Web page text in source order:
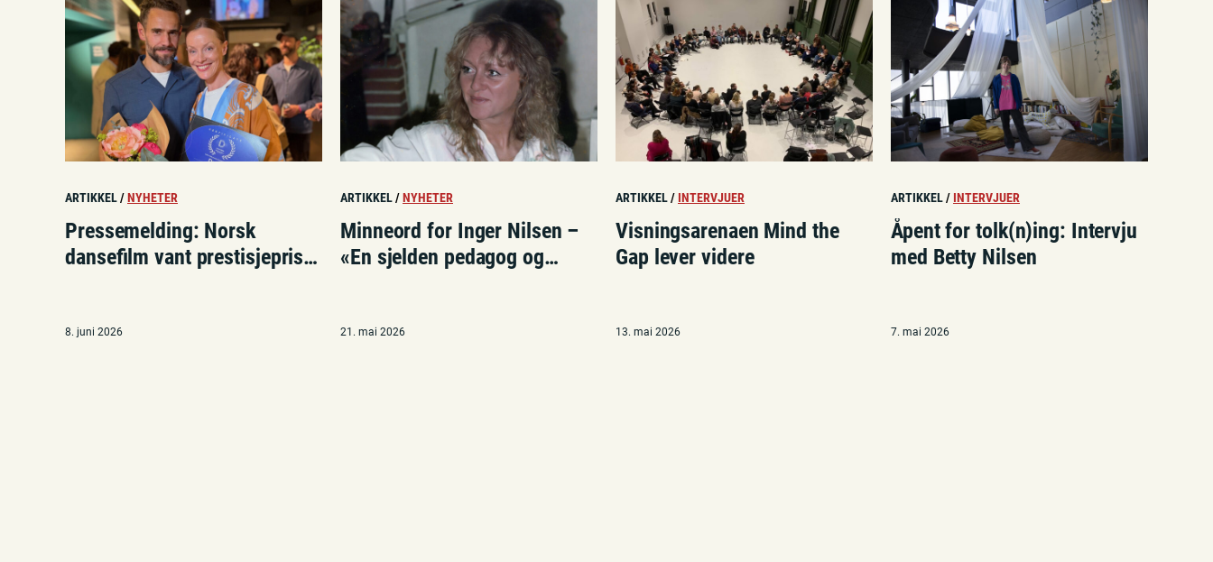
ARTIKKEL/NYHETER
Pressemelding: Norsk
dansefilm vant prestisjepris i
8. juni 2026
ARTIKKEL/NYHETER
Minneord for Inger Nilsen –
«En sjelden pedagog og
21. mai 2026
ARTIKKEL/ INTERVJUER
Visningsarenaen Mind the
Gap lever videre
13. mai 2026
ARTIKKEL/ INTERVJUER
Åpent for tolk(n)ing: Intervju
med Betty Nilsen
7. mai 2026